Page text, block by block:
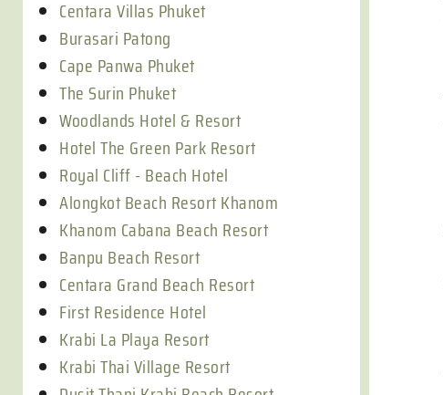
Centara Villas Phuket
Burasari Patong
Cape Panwa Phuket
The Surin Phuket
Woodlands Hotel & Resort
Hotel The Green Park Resort
Royal Cliff - Beach Hotel
Alongkot Beach Resort Khanom
Khanom Cabana Beach Resort
Banpu Beach Resort
Centara Grand Beach Resort
First Residence Hotel
Krabi La Playa Resort
Krabi Thai Village Resort